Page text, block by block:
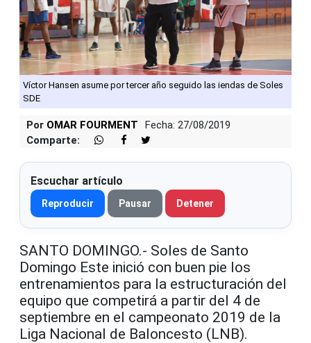
Víctor Hansen asume por tercer año seguido las iendas de Soles
SDE
Por OMAR FOURMENT
Fecha: 27/08/2019
Comparte:
Escuchar artículo
Reproducir Pausar Detener
SANTO DOMINGO.- Soles de Santo
Domingo Este inició con buen pie los
entrenamientos para la estructuración del
equipo que competirá a partir del 4 de
septiembre en el campeonato 2019 de la
Liga Nacional de Baloncesto (LNB).